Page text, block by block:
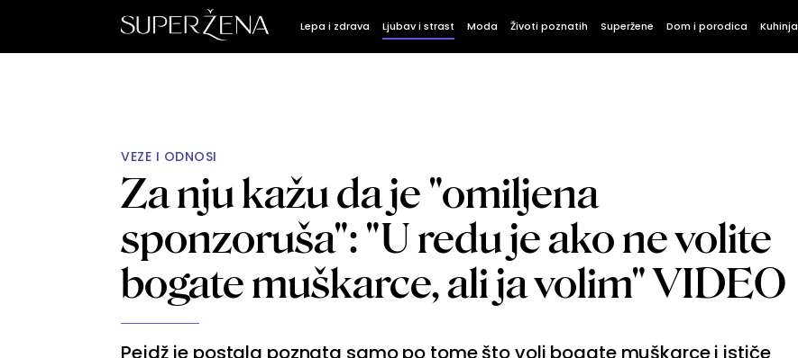
Lepa i zdrava Ljubav i strast Moda Životi poznatih Superžene Dom i porodica Kuhinja
VEZE I ODNOSI
Za nju kažu da je "omiljena
sponzoruša": "U redu je ako ne volite
bogate muškarce, ali ja volim" VIDEO
Pejdž je postala poznata samo po tome što voli bogate muškarce i ističe